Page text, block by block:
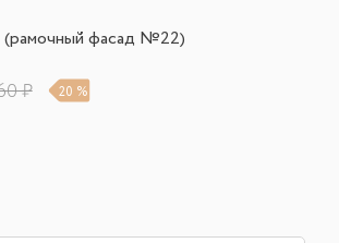
фасад №22)
₽ 20 %